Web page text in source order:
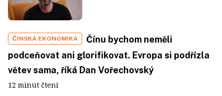
ČÍNSKÁ EKONOMIKA
Čínu bychom neměli
podceňovat ani glorifikovat. Evropa si podřízla
větev sama, říká Dan Vořechovský
12 minut čtení